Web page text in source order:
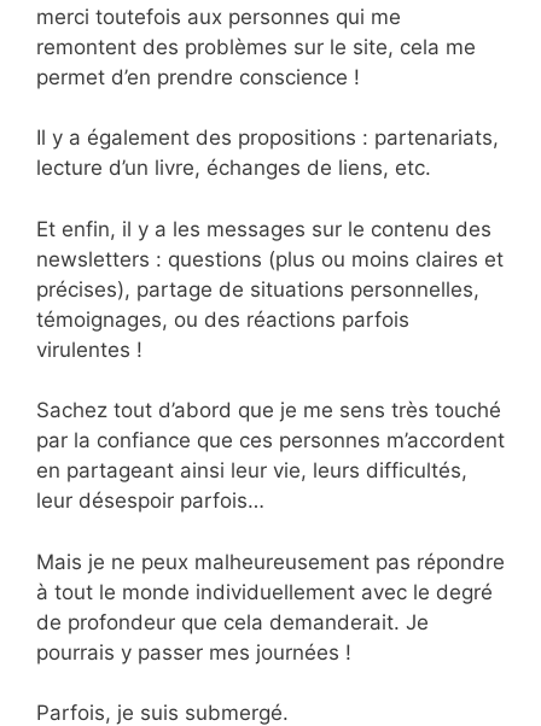
merci toutefois aux personnes qui me
remontent des problèmes sur le site, cela me
permet d’en prendre conscience !
Il y a également des propositions : partenariats,
lecture d’un livre, échanges de liens, etc.
Et enfin, il y a les messages sur le contenu des
newsletters : questions (plus ou moins claires et
précises), partage de situations personnelles,
témoignages, ou des réactions parfois
virulentes !
Sachez tout d’abord que je me sens très touché
par la confiance que ces personnes m’accordent
en partageant ainsi leur vie, leurs difficultés,
leur désespoir parfois…
Mais je ne peux malheureusement pas répondre
à tout le monde individuellement avec le degré
de profondeur que cela demanderait. Je
pourrais y passer mes journées !
Parfois, je suis submergé.